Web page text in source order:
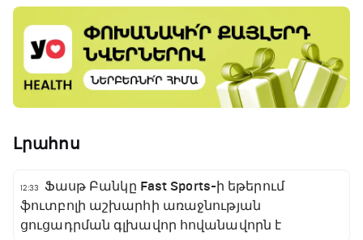
Լրահոս
12:33
Ֆասթ Բանկը Fast Sports-ի եթերում
ֆուտբոլի աշխարհի առաջնության
ցուցադրման գլխավոր հովանավորն է